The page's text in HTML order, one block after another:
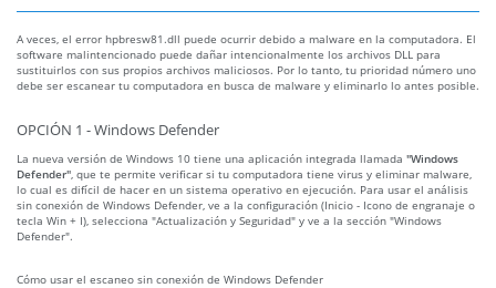
A veces, el error hpbresw81.dll puede ocurrir debido a malware en la computadora. El
software malintencionado puede dañar intencionalmente los archivos DLL para
sustituirlos con sus propios archivos maliciosos. Por lo tanto, tu prioridad número uno
debe ser escanear tu computadora en busca de malware y eliminarlo lo antes posible.
OPCIÓN 1 - Windows Defender
La nueva versión de Windows 10 tiene una aplicación integrada llamada "Windows
Defender" , que te permite verificar si tu computadora tiene virus y eliminar malware,
lo cual es difícil de hacer en un sistema operativo en ejecución. Para usar el análisis
sin conexión de Windows Defender, ve a la configuración (Inicio - Icono de engranaje o
tecla Win + I), selecciona "Actualización y Seguridad" y ve a la sección "Windows
Defender".
Cómo usar el escaneo sin conexión de Windows Defender